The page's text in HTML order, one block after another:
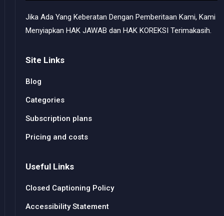
Jika Ada Yang Keberatan Dengan Pemberitaan Kami, Kami
Menyiapkan HAK JAWAB dan HAK KOREKSI Terimakasih.
Site Links
Blog
Categories
Subscription plans
Pricing and costs
Useful Links
Closed Captioning Policy
Accessibility Statement